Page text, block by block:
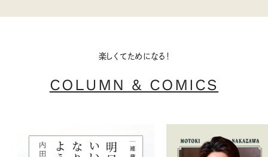
楽しくてためになる！
COLUMN & COMICS